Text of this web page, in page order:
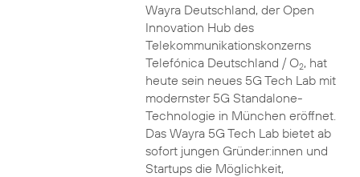
Wayra Deutschland, der Open
Innovation Hub des
Telekommunikationskonzerns
Telefónica Deutschland / O2, hat
heute sein neues 5G Tech Lab mit
modernster 5G Standalone-
Technologie in München eröffnet.
Das Wayra 5G Tech Lab bietet ab
sofort jungen Gründer:innen und
Startups die Möglichkeit,